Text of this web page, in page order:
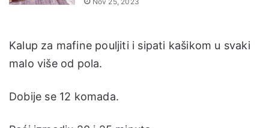
Kalup za mafine pouljiti i sipati kašikom u svaki
malo više od pola.
Dobije se 12 komada.